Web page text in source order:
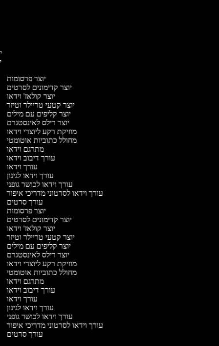
יוצר פרסומות
יוצר קדימונים לסרטים
יוצר קולאז' וידאו
יוצר קטעי טריילר וטיזר
יוצר קליפים עם מילים
יוצר רילס לאינסטגרם
מוזיקת רקע ליוצרי וידאו
מחולל כתוביות אוטומטי
מתרגם וידאו
עורך דיבוב וידאו
עורך וידאו
עורך וידאו לגינון
עורך וידאו לכושר גופני
עורך וידאו לסרטוני מדריכי איפור
עורך סרטים
יוצר פרסומות
יוצר קדימונים לסרטים
יוצר קולאז' וידאו
יוצר קטעי טריילר וטיזר
יוצר קליפים עם מילים
יוצר רילס לאינסטגרם
מוזיקת רקע ליוצרי וידאו
מחולל כתוביות אוטומטי
מתרגם וידאו
עורך דיבוב וידאו
עורך וידאו
עורך וידאו לגינון
עורך וידאו לכושר גופני
עורך וידאו לסרטוני מדריכי איפור
עורך סרטים